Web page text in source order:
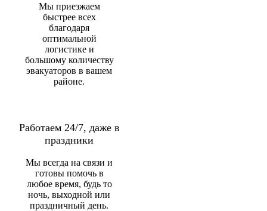
Мы приезжаем
быстрее всех
благодаря
оптимальной
логистике и
большому количеству
эвакуаторов в вашем
районе.
Работаем 24/7, даже в
праздники
Мы всегда на связи и
готовы помочь в
любое время, будь то
ночь, выходной или
праздничный день.